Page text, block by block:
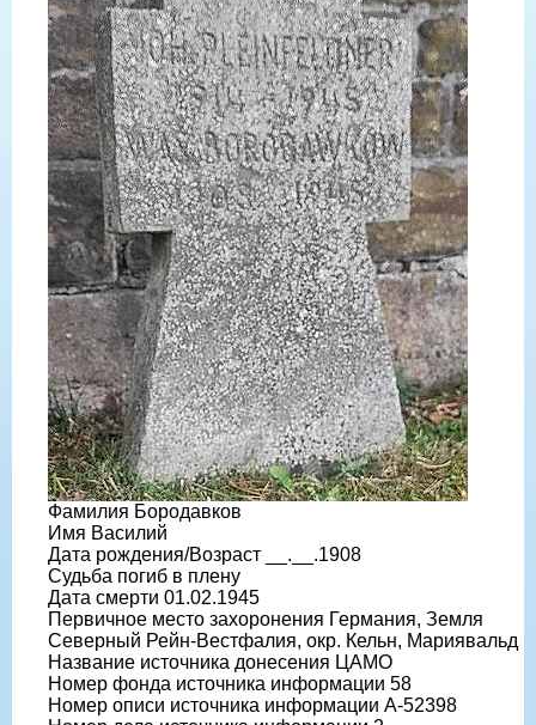
Фамилия Бородавков
Имя Василий
Дата рождения/Возраст __.__.1908
Судьба погиб в плену
Дата смерти 01.02.1945
Первичное место захоронения Германия, Земля
Северный Рейн-Вестфалия, окр. Кельн, Мариявальд
Название источника донесения ЦАМО
Номер фонда источника информации 58
Номер описи источника информации A-52398